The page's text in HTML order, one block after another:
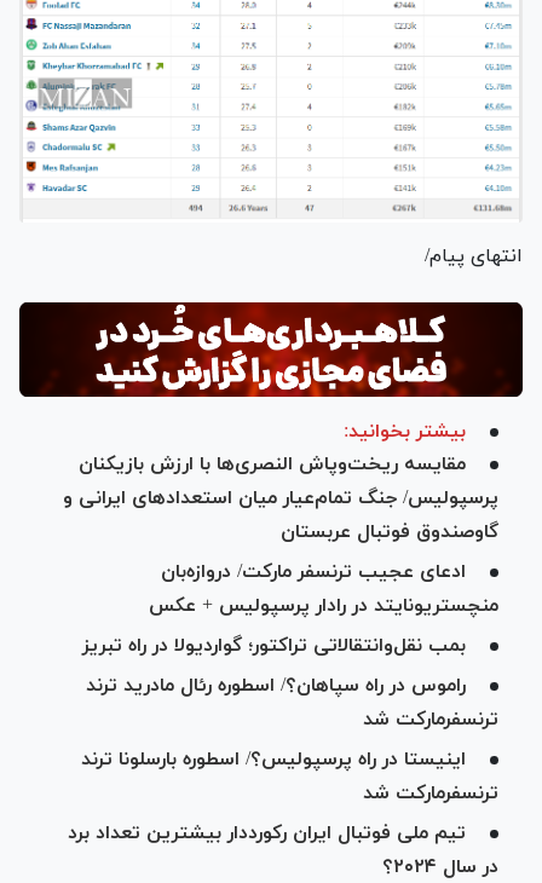
انتهای پیام/
بیشتر بخوانید:
مقایسه ریخت‌وپاش النصری‌ها با ارزش بازیکنان
پرسپولیس/ جنگ تمام‌عیار میان استعدادهای ایرانی و
گاوصندوق فوتبال عربستان
ادعای عجیب ترنسفر مارکت/ دروازه‌بان
منچستریونایتد در رادار پرسپولیس + عکس
بمب نقل‌وانتقالاتی تراکتور؛ گواردیولا در راه تبریز
راموس در راه سپاهان؟/ اسطوره رئال مادرید ترند
ترنسفرمارکت شد
اینیستا در راه پرسپولیس؟/ اسطوره بارسلونا ترند
ترنسفرمارکت شد
تیم ملی فوتبال ایران رکورددار بیشترین تعداد برد
در سال ۲۰۲۴؟